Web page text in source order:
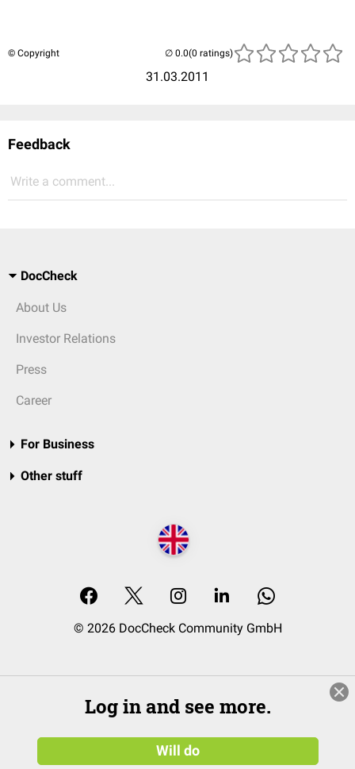
© Copyright
31.03.2011
(0 ratings)
Feedback
Write a comment...
DocCheck
About Us
Investor Relations
Press
Career
For Business
Other stuff
© 2026 DocCheck Community GmbH
Log in and see more.
Will do